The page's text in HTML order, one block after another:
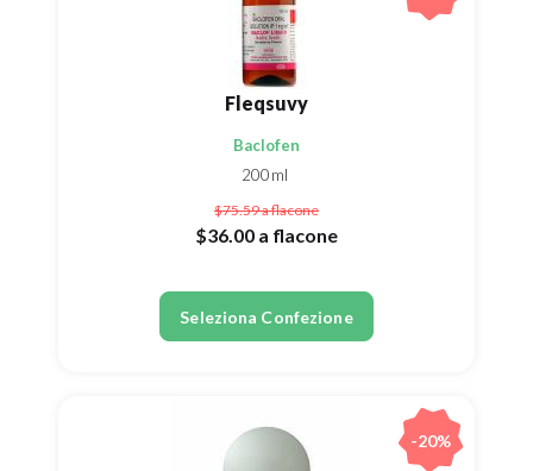
Fleqsuvy
Baclofen
200ml
$75.59a flacone
$36.00 a flacone
Seleziona Confezione
-20%